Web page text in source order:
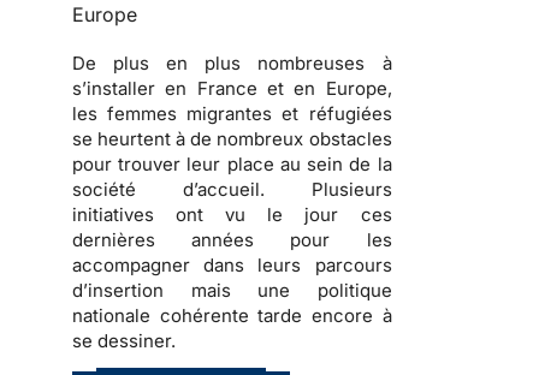
Europe
De plus en plus nombreuses à
s’installer en France et en Europe,
lesfemmes migrantes et réfugiées
se heurtent à de nombreux obstacles
pour trouver leur place au sein de la
société d’accueil. Plusieurs
initiatives ont vu le jour ces
dernières années pour les
accompagner dans leurs parcours
d’insertion mais une politique
nationale cohérente tarde encore à
se dessiner.